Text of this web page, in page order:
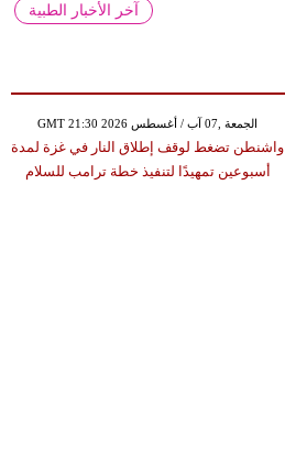
آخر الأخبار الطبية
GMT 21:30 2026 الجمعة ,07 آب / أغسطس
واشنطن تضغط لوقف إطلاق النار في غزة لمدة
أسبوعين تمهيدًا لتنفيذ خطة ترامب للسلام